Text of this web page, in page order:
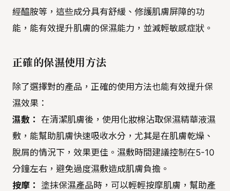
經醯胺等，這些成分具有舒緩、修護肌膚屏障的功
能，能有效提升肌膚的保濕能力，並減輕敏感症狀。
正確的保濕使用方法
除了選擇對的產品，正確的使用方法也能有效提升保
濕效果：
濕敷： 在清潔肌膚後，使用化妝棉沾取保濕精華液濕
敷，能幫助肌膚快速吸收水分，尤其是在肌膚乾燥、
脫屑的情況下，效果更佳。濕敷時間建議控制在5-10
分鐘左右，避免過度濕敷造成肌膚負擔。
按摩：
塗抹保濕產品時，可以輕輕按摩肌膚，幫助產